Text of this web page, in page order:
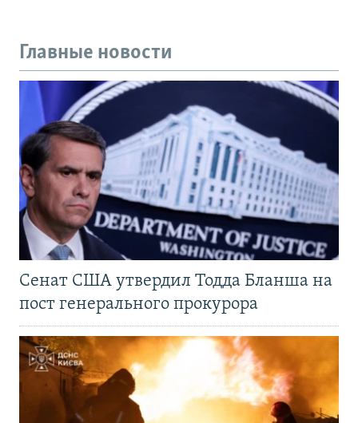
Главные новости
Сенат США утвердил Тодда Бланша на
пост генерального прокурора